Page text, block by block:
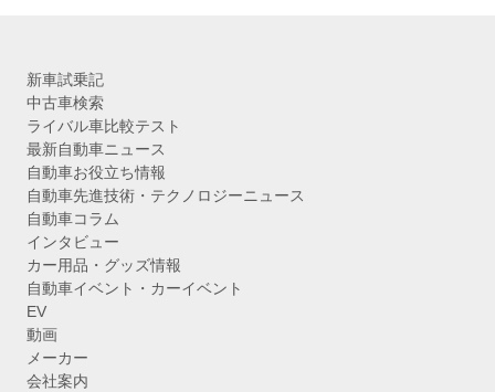
新車試乗記
中古車検索
ライバル車比較テスト
最新自動車ニュース
自動車お役立ち情報
自動車先進技術・テクノロジーニュース
自動車コラム
インタビュー
カー用品・グッズ情報
自動車イベント・カーイベント
EV
動画
メーカー
会社案内